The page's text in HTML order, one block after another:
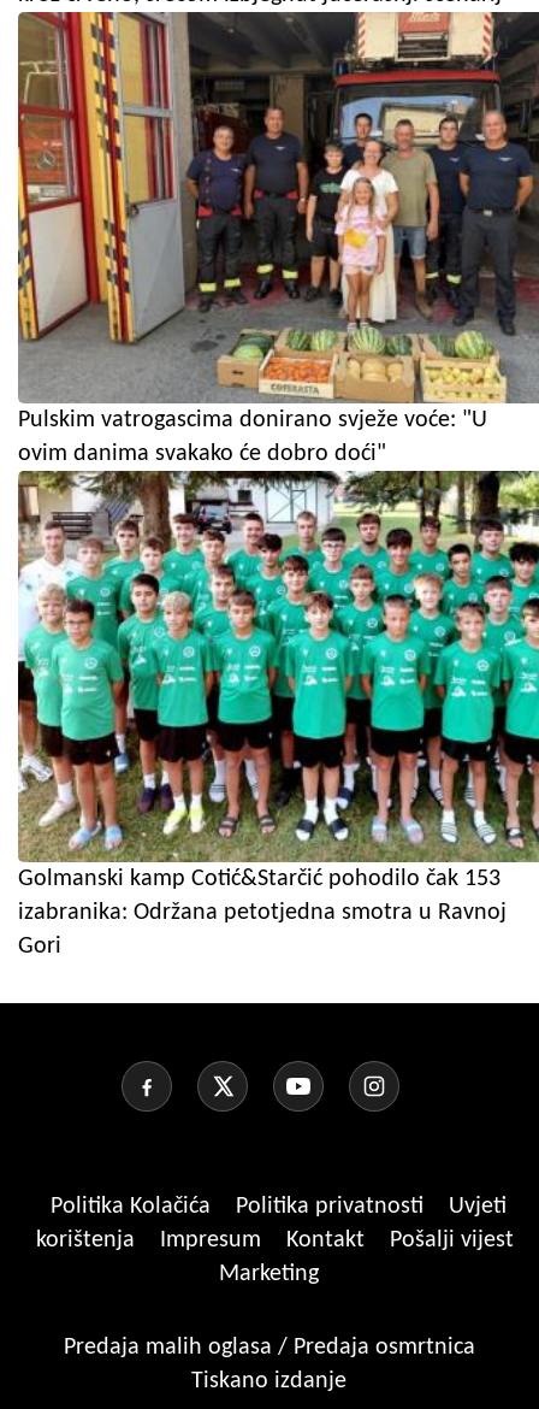
Pulskim vatrogascima donirano svježe voće: "U
ovim danima svakako će dobro doći"
Golmanski kamp Cotić&Starčić pohodilo čak 153
izabranika: Održana petotjedna smotra u Ravnoj
Gori
Politika Kolačića Politika privatnosti
Uvjeti
korištenja
Impresum Kontakt
Pošalji vijest
Marketing
Predaja malih oglasa / Predaja osmrtnica
Tiskano izdanje